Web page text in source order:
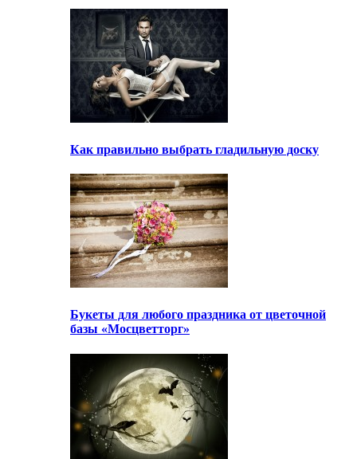
Как правильно выбрать гладильную доску
Букеты для любого праздника от цветочной
базы «Мосцветторг»